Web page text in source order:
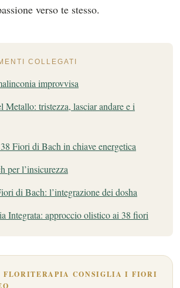
verso te stesso.
COLLEGATI
improvvisa
Metallo: tristezza, lasciar andare e i
Fiori di Bach in chiave energetica
per l’insicurezza
di Bach: l’integrazione dei dosha
Integrata: approccio olistico ai 38 fiori
CONSIGLIA I FIORI